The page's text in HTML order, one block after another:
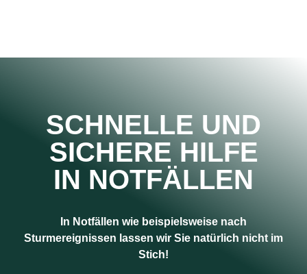
SCHNELLE UND
SICHERE HILFE
IN NOTFÄLLEN
In Notfällen wie beispielsweise nach
Sturmereignissen lassen wir Sie natürlich nicht im
Stich!